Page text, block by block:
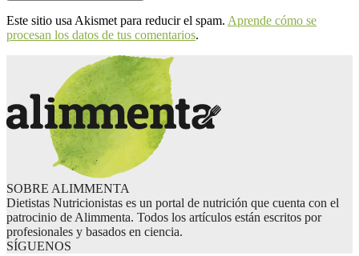
Este sitio usa Akismet para reducir el spam. Aprende cómo se
procesan los datos de tus comentarios.
SOBRE ALIMMENTA
Dietistas Nutricionistas es un portal de nutrición que cuenta con el
patrocinio de Alimmenta. Todos los artículos están escritos por
profesionales y basados en ciencia.
SÍGUENOS